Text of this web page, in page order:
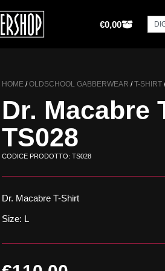
€0,00
HOME /OLDSCHOOL GABBERWEAR /T-SHIRT
Dr. Macabre
TS028
CODICE PRODOTTO: TS028
Dr. Macabre T-Shirt
Size: L